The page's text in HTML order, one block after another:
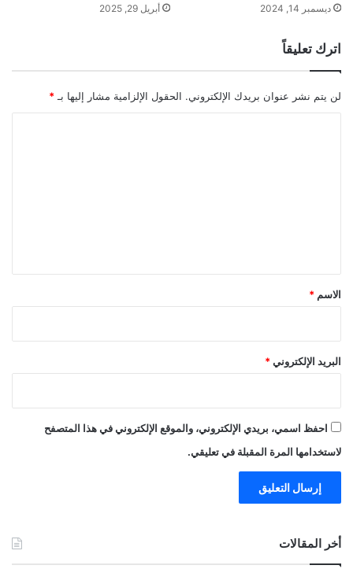
ديسمبر 14, 2024 أبريل 29, 2025
اترك تعليقاً
لن يتم نشر عنوان بريدك الإلكتروني. الحقول الإلزامية مشار إليها بـ *
*
الاسم *
البريد الإلكتروني *
احفظ اسمي، بريدي الإلكتروني، والموقع الإلكتروني في هذا المتصفح
لاستخدامها المرة المقبلة في تعليقي.
أخر المقالات